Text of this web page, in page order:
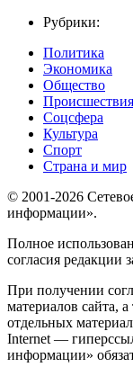
Рубрики:
Политика
Экономика
Общество
Происшествия
Соцсфера
Культура
Спорт
Страна и мир
© 2001-2026
информации».
Полное
согласия редакции
При получении
материалов сайта,
отдельных
Internet —
информации»